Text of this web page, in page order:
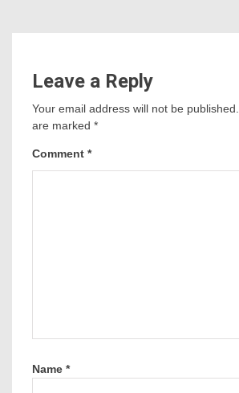
Leave a Reply
Your email address will not be published.
are marked *
Comment *
Name *